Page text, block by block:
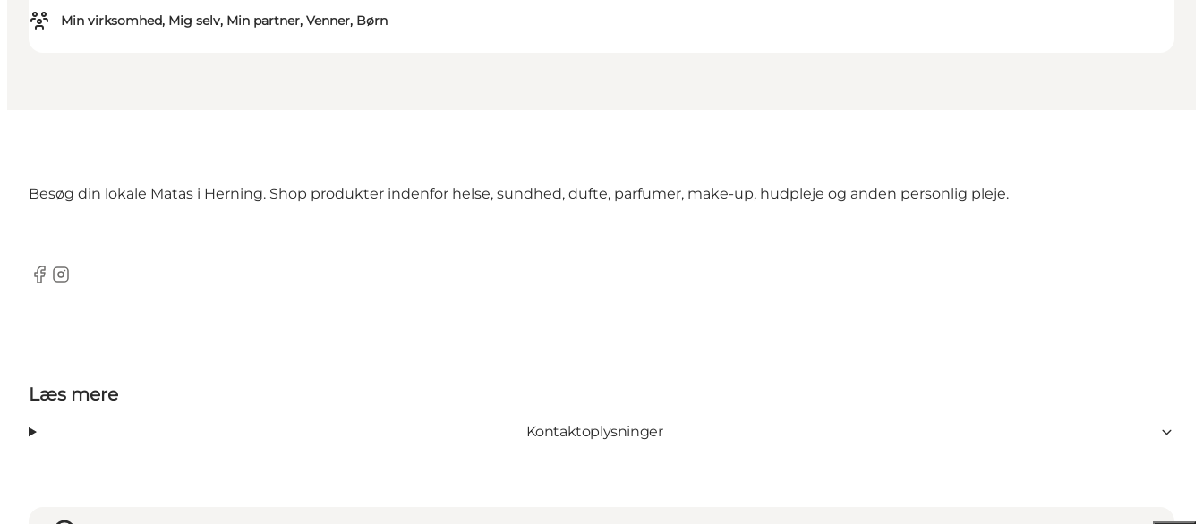
Min virksomhed, Mig selv, Min partner, Venner, Børn
Besøg din lokale Matas i Herning. Shop produkter indenfor helse, sundhed, dufte, parfumer, make-up, hudpleje og anden personlig pleje.
Facebook
Instagram
Læs mere
Kontaktoplysninger